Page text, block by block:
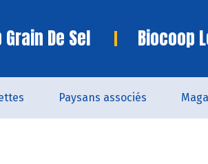
De Sel Biocoop
Paysans associés